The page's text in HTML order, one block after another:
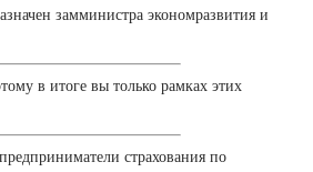
замминистра экономразвития и
в итоге вы только рамках этих
страхования по